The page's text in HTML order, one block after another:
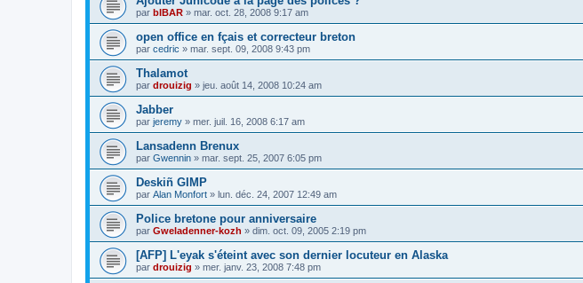
par bIBAR » mar. oct. 28, 2008 9:17 am
open office en fçais et correcteur breton
par cedric » mar. sept. 09, 2008 9:43 pm
Thalamot
par drouizig » jeu. août 14, 2008 10:24 am
Jabber
par jeremy » mer. juil. 16, 2008 6:17 am
Lansadenn Brenux
par Gwennin » mar. sept. 25, 2007 6:05 pm
Deskiñ GIMP
par Alan Monfort » lun. déc. 24, 2007 12:49 am
Police bretone pour anniversaire
par Gweladenner-kozh » dim. oct. 09, 2005 2:19 pm
[AFP] L'eyak s'éteint avec son dernier locuteur en Alaska
par drouizig » mer. janv. 23, 2008 7:48 pm